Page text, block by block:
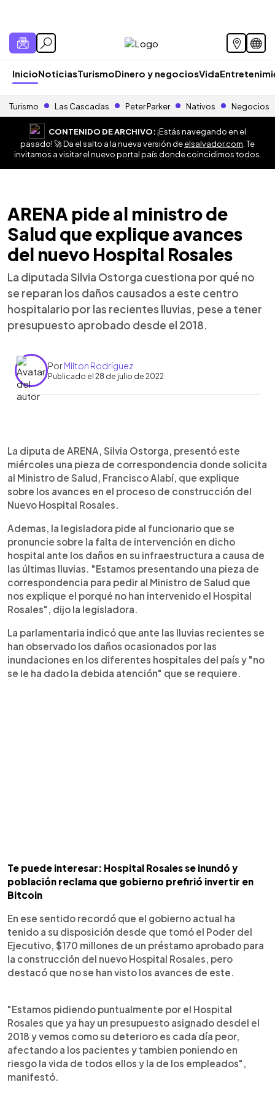
InicioNoticiasTurismoDinero y negociosVida
Turismo Las Cascadas Peter Parker Nativos Negocios
CONTENIDO DE ARCHIVO:¡Estás navegando en el
pasado! 🚀 Da el salto a la nueva versión deelsalvador.com . Te
invitamos a visitar el nuevo portal país donde coincidimos todos.
ARENA pide al ministro de
Salud que explique avances
del nuevo Hospital Rosales
La diputada Silvia Ostorga cuestiona por qué no
se reparan los daños causados a este centro
hospitalario por las recientes lluvias, pese a tener
presupuesto aprobado desde el 2018.
PorMilton Rodríguez
Publicado el 28 de julio de 2022
► Escuchar artículo
La diputa de ARENA, Silvia Ostorga, presentó este
miércoles una pieza de correspondencia donde solicita
al Ministro de Salud, Francisco Alabí, que explique
sobre los avances en el proceso de construcción del
Nuevo Hospital Rosales.
Ademas, la legisladora pide al funcionario que se
pronuncie sobre la falta de intervención en dicho
hospital ante los daños en su infraestructura a causa de
las últimas lluvias. "Estamos presentando una pieza de
correspondencia para pedir al Ministro de Salud que
nos explique el porqué no han intervenido el Hospital
Rosales", dijo la legisladora.
La parlamentaria indicó que ante las lluvias recientes se
han observado los daños ocasionados por las
inundaciones en los diferentes hospitales del país y "no
se le ha dado la debida atención" que se requiere.
Te puede interesar: Hospital Rosales se inundó y
población reclama que gobierno prefirió invertir en
Bitcoin
En ese sentido recordó que el gobierno actual ha
tenido a su disposición desde que tomó el Poder del
Ejecutivo, $170 millones de un préstamo aprobado para
la construcción del nuevo Hospital Rosales, pero
destacó que no se han visto los avances de este.
"Estamos pidiendo puntualmente por el Hospital
Rosales que ya hay un presupuesto asignado desdel el
2018 y vemos como su deterioro es cada día peor,
afectando a los pacientes y tambien poniendo en
riesgo la vida de todos ellos y la de los empleados",
manifestó.